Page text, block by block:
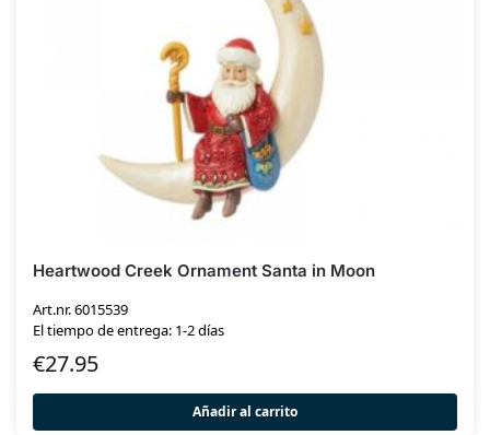
Heartwood Creek Ornament Santa in Moon
Art.nr. 6015539
El tiempo de entrega: 1-2 días
€27.95
Añadir al carrito